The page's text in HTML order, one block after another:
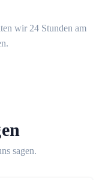
wir 24 Stunden am
sagen.